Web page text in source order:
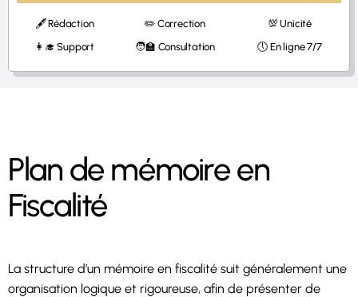
🖋 Rédaction ✏️ Correction
💯 Unicité
👩‍🎓 Support
🧑‍🏫 Consultation 🕔 En ligne 7/7
Plan de mémoire en
Fiscalité
La structure d’un mémoire en fiscalité suit généralement une
organisation logique et rigoureuse, afin de présenter de